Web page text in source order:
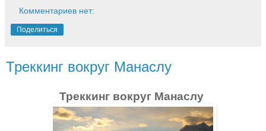
Комментариев нет:
Поделиться
Треккинг вокруг Манаслу
Треккинг вокруг Манаслу